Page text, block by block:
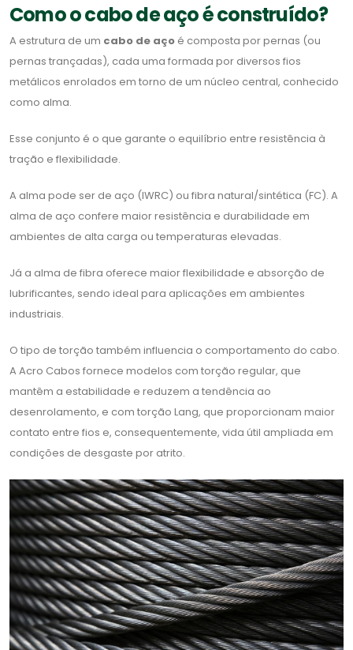
Como o cabo de aço é construído?
A estrutura de um cabo de aço é composta por pernas (ou
pernas trançadas), cada uma formada por diversos fios
metálicos enrolados em torno de um núcleo central, conhecido
como alma.
Esse conjunto é o que garante o equilíbrio entre resistência à
tração e flexibilidade.
A alma pode ser de aço (IWRC) ou fibra natural/sintética (FC). A
alma de aço confere maior resistência e durabilidade em
ambientes de alta carga ou temperaturas elevadas.
Já a alma de fibra oferece maior flexibilidade e absorção de
lubrificantes, sendo ideal para aplicações em ambientes
industriais.
O tipo de torção também influencia o comportamento do cabo.
A Acro Cabos fornece modelos com torção regular, que
mantêm a estabilidade e reduzem a tendência ao
desenrolamento, e com torção Lang, que proporcionam maior
contato entre fios e, consequentemente, vida útil ampliada em
condições de desgaste por atrito.